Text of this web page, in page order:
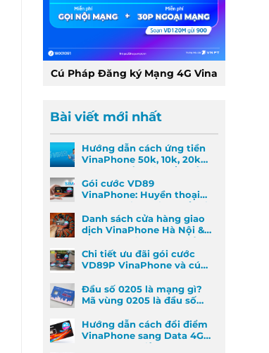
Cú Pháp Đăng ký Mạng 4G Vina
Bài viết mới nhất
Hướng dẫn cách ứng tiền
VinaPhone 50k, 10k, 20k
nhanh nhất khi khẩn cấp
Gói cước VD89
VinaPhone: Huyền thoại
Data & Gọi thoại đã trở lại
Danh sách cửa hàng giao
dịch VinaPhone Hà Nội &
Cách tìm VinaPhone gần
đây
Chi tiết ưu đãi gói cước
VD89P VinaPhone và cú
Đầu số 0205 là mạng gì?
Mã vùng 0205 là đầu số
Hướng dẫn cách đổi điểm
VinaPhone sang Data 4G
cực kỳ đơn giản